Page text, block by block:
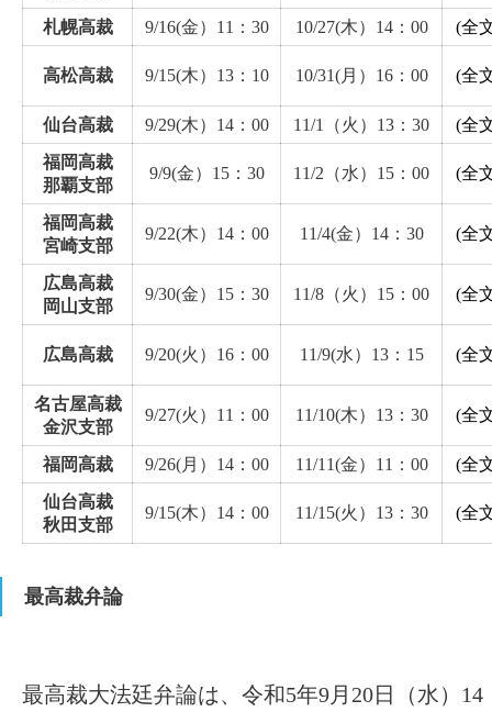
札幌高裁 9/16(金）11：30 10/27(木）14：00 (全
高松高裁 9/15(木）13：10 10/31(月）16：00 (全
仙台高裁 9/29(木）14：00 11/1（火）13：30
(全
福岡高裁
那覇支部
9/9(金）15：30 11/2（水）15：00 (全
福岡高裁
宮崎支部
9/22(木）14：00 11/4(金）14：30 (全
広島高裁
岡山支部
9/30(金）15：30 11/8（火）15：00 (全
広島高裁 9/20(火）16：00 11/9(水）13：15 (全
名古屋高裁
金沢支部
9/27(火）11：00 11/10(木）13：30 (全
福岡高裁 9/26(月）14：00 11/11(金）11：00
(全
仙台高裁
秋田支部
9/15(木）14：00 11/15(火）13：30 (全
最高裁弁論
最高裁大法廷弁論は、令和5年9月20日（水）